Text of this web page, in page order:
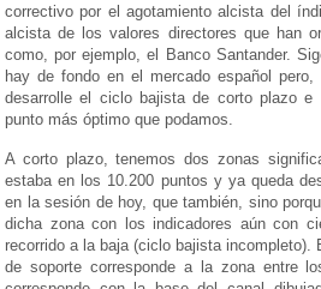
correctivo por el agotamiento alcista del
alcista de los valores directores que han
como, por ejemplo, el Banco Santander.
hay de fondo en el mercado español
desarrolle el ciclo bajista de corto plazo
punto más óptimo que podamos.
A corto plazo, tenemos dos zonas
estaba en los 10.200 puntos y ya queda
en la sesión de hoy, que también, sino
dicha zona con los indicadores aún con
recorrido a la baja (ciclo bajista incompleto).
de soporte corresponde a la zona entre